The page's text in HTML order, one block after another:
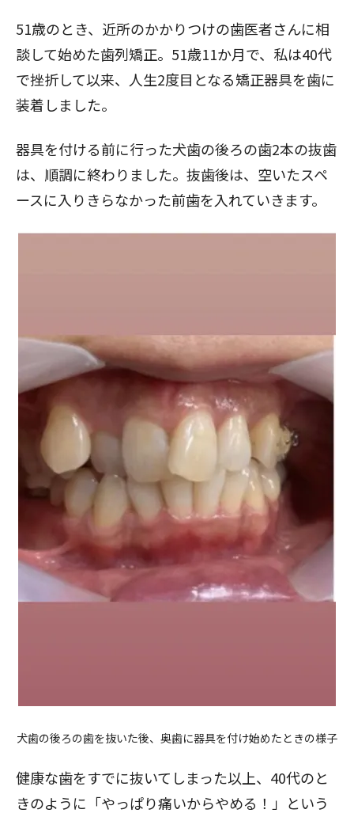
51歳のとき、近所のかかりつけの歯医者さんに相
談して始めた歯列矯正。51歳11か月で、私は40代
で挫折して以来、人生2度目となる矯正器具を歯に
装着しました。
器具を付ける前に行った犬歯の後ろの歯2本の抜歯
は、順調に終わりました。抜歯後は、空いたスペ
ースに入りきらなかった前歯を入れていきます。
犬歯の後ろの歯を抜いた後、奥歯に器具を付け始めたときの様子
健康な歯をすでに抜いてしまった以上、40代のと
きのように「やっぱり痛いからやめる！」という